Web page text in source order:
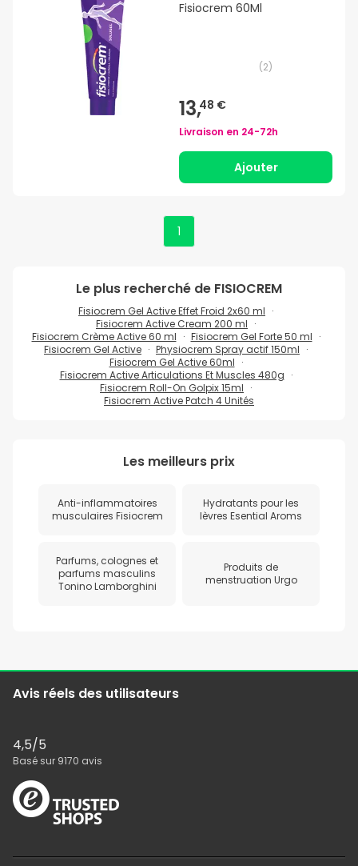
Fisiocrem 60Ml
(2)
13,48 €
Livraison en 24-72h
Ajouter
1
Le plus recherché de FISIOCREM
Fisiocrem Gel Active Effet Froid 2x60 ml
Fisiocrem Active Cream 200 ml
Fisiocrem Crème Active 60 ml
Fisiocrem Gel Forte 50 ml
Fisiocrem Gel Active
Physiocrem Spray actif 150ml
Fisiocrem Gel Active 60ml
Fisiocrem Active Articulations Et Muscles 480g
Fisiocrem Roll-On Golpix 15ml
Fisiocrem Active Patch 4 Unités
Les meilleurs prix
Anti-inflammatoires
musculaires Fisiocrem
Hydratants pour les
lèvres Esential Aroms
Parfums, colognes et
parfums masculins
Tonino Lamborghini
Produits de
menstruation Urgo
Avis réels des utilisateurs
4,5/5
Basé sur 9170 avis